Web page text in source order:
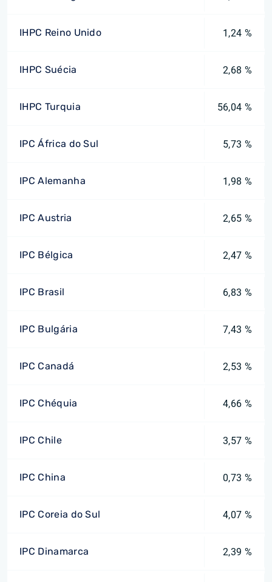
IHPC Reino Unido 1,24 %
IHPC Suécia 2,68 %
IHPC Turquia 56,04 %
IPC África do Sul 5,73 %
IPC Alemanha 1,98 %
IPC Austria 2,65 %
IPC Bélgica 2,47 %
IPC Brasil 6,83 %
IPC Bulgária 7,43 %
IPC Canadá 2,53 %
IPC Chéquia 4,66 %
IPC Chile 3,57 %
IPC China 0,73 %
IPC Coreia do Sul 4,07 %
IPC Dinamarca 2,39 %